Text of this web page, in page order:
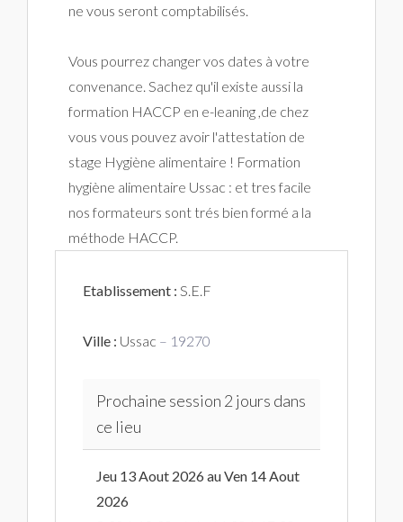
ne vous seront comptabilisés.
Vous pourrez changer vos dates à votre
convenance. Sachez qu'il existe aussi la
formation HACCP en e-leaning ,de chez
vous vous pouvez avoir l'attestation de
stage Hygiène alimentaire ! Formation
hygiène alimentaire Ussac : et tres facile
nos formateurs sont trés bien formé a la
méthode HACCP.
Etablissement : S.E.F
Ville : Ussac – 19270
Prochaine session 2 jours dans
ce lieu
Jeu 13 Aout 2026 au Ven 14 Aout
2026